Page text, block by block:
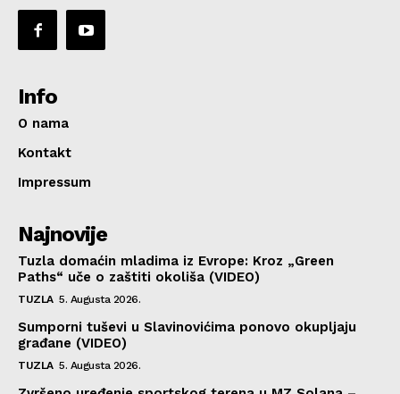
Info
O nama
Kontakt
Impressum
Najnovije
Tuzla domaćin mladima iz Evrope: Kroz „Green
Paths“ uče o zaštiti okoliša (VIDEO)
TUZLA 5. Augusta 2026.
Sumporni tuševi u Slavinovićima ponovo okupljaju
građane (VIDEO)
TUZLA 5. Augusta 2026.